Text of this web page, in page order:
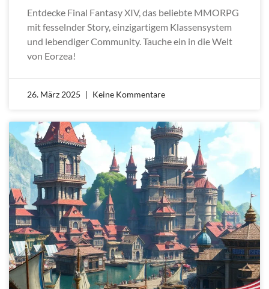
Entdecke Final Fantasy XIV, das beliebte MMORPG
mit fesselnder Story, einzigartigem Klassensystem
und lebendiger Community. Tauche ein in die Welt
von Eorzea!
26. März 2025 Keine Kommentare